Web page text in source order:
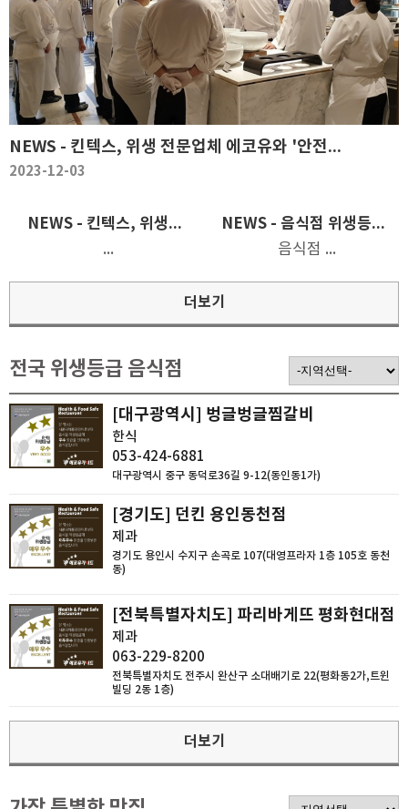
NEWS - 킨텍스, 위생 전문업체 에코유와 '안전...
2023-12-03
NEWS - 킨텍스, 위생...
...
NEWS - 음식점 위생등...
음식점 ...
더보기
전국 위생등급 음식점
[대구광역시] 벙글벙글찜갈비
한식
053-424-6881
대구광역시 중구 동덕로36길 9-12(동인동1가)
[경기도] 던킨 용인동천점
제과
경기도 용인시 수지구 손곡로 107(대영프라자 1층 105호 동천
동)
[전북특별자치도] 파리바게뜨 평화현대점
제과
063-229-8200
전북특별자치도 전주시 완산구 소대배기로 22(평화동2가,트윈
빌딩 2동 1층)
더보기